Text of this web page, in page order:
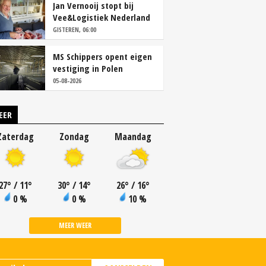
Jan Vernooij stopt bij
Vee&Logistiek Nederland
GISTEREN, 06:00
MS Schippers opent eigen
vestiging in Polen
05-08-2026
° / 11°
0 %
Zondag
30° / 14°
0 %
Maandag
26° / 16°
10 %
MEER WEER